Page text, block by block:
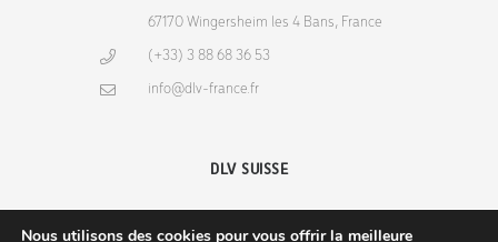
67170 Wingersheim les 4 Bans, France
(+33) 3 88 68 36 53
info@dlv-france.fr
DLV SUISSE
Nous utilisons des cookies pour vous offrir la meilleure